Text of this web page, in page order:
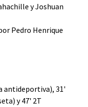
y Joshuan
Pedro Henrique
antideportiva), 31'
y 47' 2T